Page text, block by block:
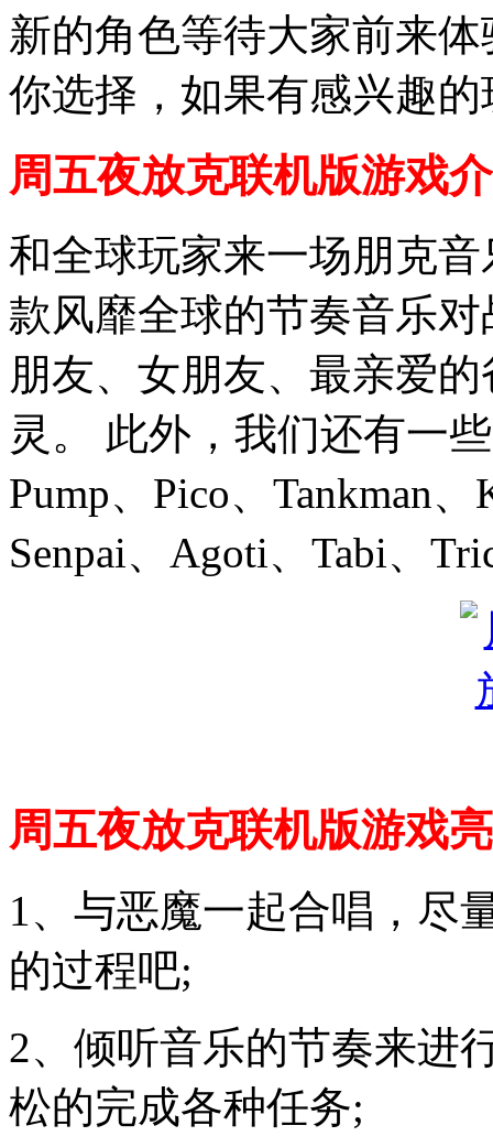
新的角色等待大家前来
你选择，如果有感兴趣
周五夜放克联机版游戏
和全球玩家来一场朋克
款风靡全球的节奏音乐
朋友、女朋友、最亲爱
灵。 此外，我们还有一
Pump、Pico、Tankman
Senpai、Agoti、Tabi、
周五夜放克联机版游戏
1、与恶魔一起合唱，尽
的过程吧;
2、倾听音乐的节奏来进
松的完成各种任务;